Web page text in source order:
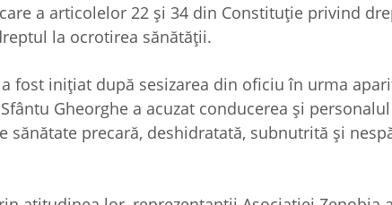
a articolelor 22 şi 34 din Constituţie privind
la ocrotirea sănătăţii.
fost iniţiat după sesizarea din oficiu în urma
Gheorghe a acuzat conducerea şi
precară, deshidratată, subnutrită şi